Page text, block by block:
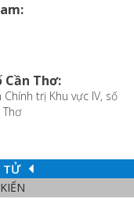
Thơ:
trị Khu vực IV, số
TỬ